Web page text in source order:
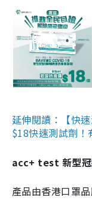
延伸閱讀：【快
$18快速測試劑
acc+ test 新型冠
產品由香港口罩